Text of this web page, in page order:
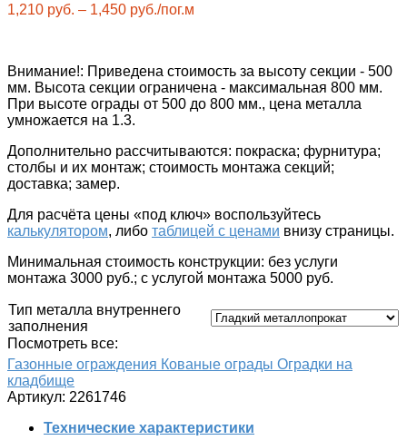
1,210 руб. – 1,450 руб./пог.м
Внимание!: Приведена стоимость за высоту секции - 500
мм. Высота секции ограничена - максимальная 800 мм.
При высоте ограды от 500 до 800 мм., цена металла
умножается на 1.3.
Дополнительно рассчитываются: покраска; фурнитура;
столбы и их монтаж; стоимость монтажа секций;
доставка; замер.
Для расчёта цены «под ключ» воспользуйтесь
калькулятором, либо таблицей с ценами внизу страницы.
Минимальная стоимость конструкции: без услуги
монтажа 3000 руб.; c услугой монтажа 5000 руб.
Тип металла внутреннего
заполнения
Посмотреть все:
Газонные ограждения Кованые ограды Оградки на
кладбище
Артикул: 2261746
Технические характеристики